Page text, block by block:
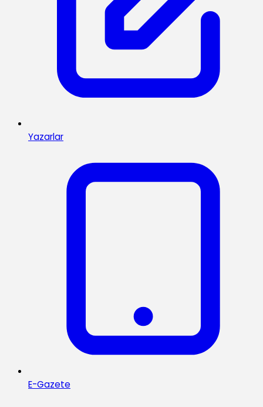
Yazarlar
E-Gazete